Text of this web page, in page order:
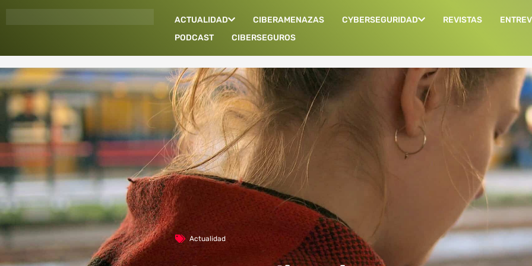
ACTUALIDAD CIBERAMENAZAS CYBERSEGURIDAD REVISTAS
PODCAST
CIBERSEGUROS
Actualidad